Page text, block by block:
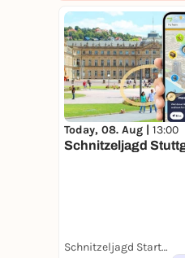
Today, 08. Aug | 13:00
Schnitzeljagd
Schnitzeljagd Startort Stuttgart